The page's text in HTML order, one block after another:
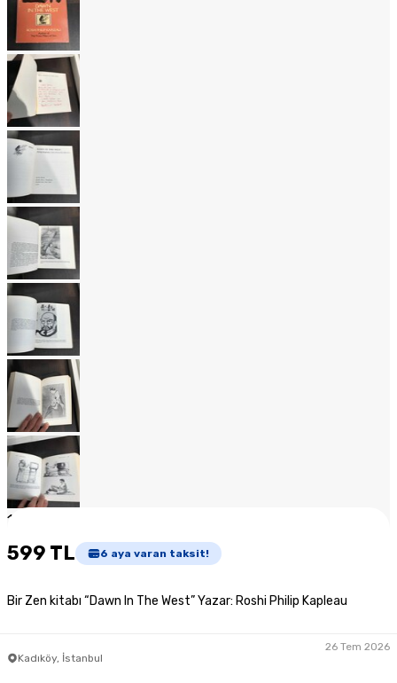
1
599 TL 6 aya varan taksit!
Bir Zen kitabı “Dawn In The West” Yazar: Roshi Philip Kapleau
Kadıköy, İstanbul
26 Tem 2026